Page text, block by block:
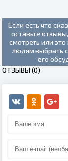
Если есть что
оставьте
смотреть или
людям выбрать
его
ОТЗЫВЫ (0)